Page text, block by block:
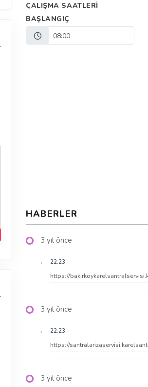
ÇALIŞMA SAATLERI
BAŞLANGIÇ
08:00
HABERLER
3 yıl önce
22:23
https://
3 yıl önce
22:23
https://
3 yıl önce